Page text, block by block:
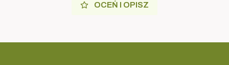
OCEŃ I OPISZ